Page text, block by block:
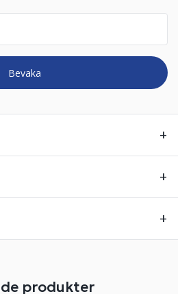
Bevaka
produkter